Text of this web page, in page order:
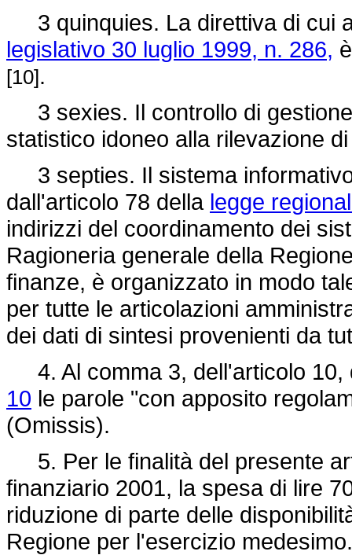
3 quinquies. La direttiva di cui
legislativo 30 luglio 1999, n. 286,
[10].
3 sexies. Il controllo di
statistico idoneo alla rilevazione
3 septies. Il sistema
dall'articolo 78 della legge
indirizzi del coordinamento dei
Ragioneria generale della
finanze, è organizzato in modo
per tutte le articolazioni
dei dati di sintesi provenienti da
4. Al comma 3, dell'articolo 10,
10 le parole "con apposito
(Omissis).
5. Per le finalità del presente
finanziario 2001, la spesa di lire
riduzione di parte delle
Regione per l'esercizio medesimo.